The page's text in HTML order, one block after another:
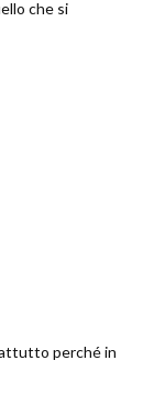
che si
perché in